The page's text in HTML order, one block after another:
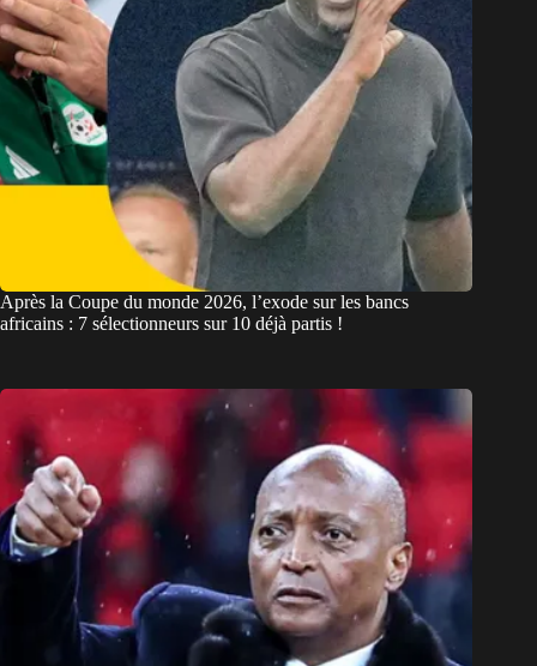
Après la Coupe du monde 2026, l’exode sur les bancs
africains : 7 sélectionneurs sur 10 déjà partis !